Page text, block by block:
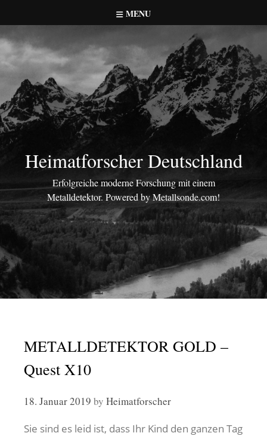
to
content
MENU
Heimatforscher Deutschland
Erfolgreiche moderne Forschung mit einem
Metalldetektor. Powered by Metallsonde.com!
METALLDETEKTOR GOLD –
Quest X10
18. Januar 2019 by Heimatforscher
Sie sind es leid ist, dass Ihr Kind den ganzen Tag